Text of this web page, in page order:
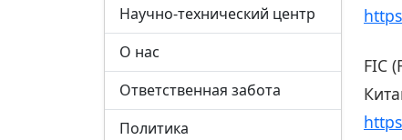
Научно-технический центр
О нас
Ответственная забота
Политика
FIC